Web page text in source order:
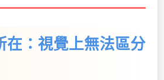
在：視覺上無法區分